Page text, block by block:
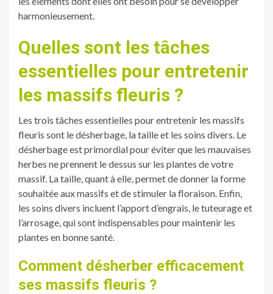
harmonieusement.
Quelles sont les tâches
essentielles pour entretenir
les massifs fleuris ?
Les trois tâches essentielles pour entretenir les massifs
fleuris sont le désherbage, la taille et les soins divers. Le
désherbage est primordial pour éviter que les mauvaises
herbes ne prennent le dessus sur les plantes de votre
massif. La taille, quant à elle, permet de donner la forme
souhaitée aux massifs et de stimuler la floraison. Enfin,
les soins divers incluent l’apport d’engrais, le tuteurage et
l’arrosage, qui sont indispensables pour maintenir les
plantes en bonne santé.
Comment désherber efficacement
ses massifs fleuris ?